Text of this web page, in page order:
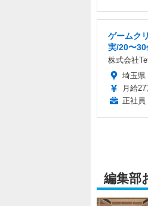
ゲームク
実/20〜30
株式会社
埼玉県
月給
正社員
編集部